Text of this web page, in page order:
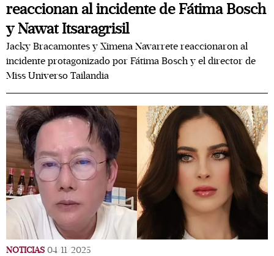
reaccionan al incidente de Fátima Bosch
y Nawat Itsaragrisil
Jacky Bracamontes y Ximena Navarrete reaccionaron al
incidente protagonizado por Fátima Bosch y el director de
Miss Universo Tailandia
NOTICIAS 04/11/2025